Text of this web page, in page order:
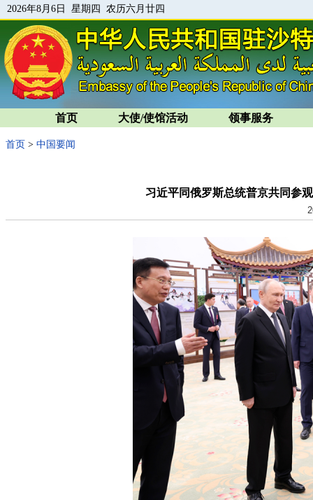
2026年8月6日 星期四 农历六月廿四
首页 大使/使馆活动 领事服务
首页 > 中国要闻
习近平同俄罗斯总统普京共同参